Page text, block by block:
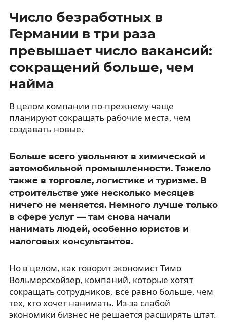
Число безработных в
Германии в три раза
превышает число вакансий:
сокращений больше, чем
найма
В целом компании по-прежнему чаще
планируют сокращать рабочие места, чем
создавать новые.
Больше всего увольняют в химической и
автомобильной промышленности. Тяжело
также в торговле, логистике и туризме. В
строительстве уже несколько месяцев
ничего не меняется. Немного лучше только
в сфере услуг — там снова начали
нанимать людей, особенно юристов и
налоговых консультантов.
Но в целом, как говорит экономист Тимо
Вольмерсхойзер, компаний, которые хотят
сокращать сотрудников, всё равно больше, чем
тех, кто хочет нанимать. Из-за слабой
экономики бизнес не решается расширять штат.